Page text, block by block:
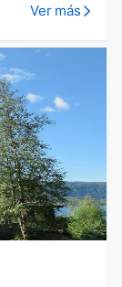
Ver más